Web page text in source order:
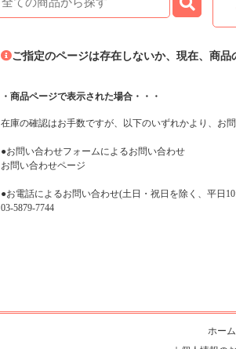
ご指定のページは存在しないか、現在、商
・商品ページで表示された場合・・・
在庫の確認はお手数ですが、以下のいずれかより、お問
●お問い合わせフォームによるお問い合わせ
お問い合わせページ
●お電話によるお問い合わせ(土日・祝日を除く、平日
03-5879-7744
ホーム